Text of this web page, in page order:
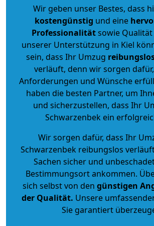
Wir geben unser Bestes, dass
kostengünstig und eine
Professionalitätsowie
unserer Unterstützung in Kiel
sein, dass Ihr Umzug
verläuft, denn wir sorgen
Anforderungen und Wünsche
haben die besten Partner, um
und sicherzustellen, dass Ihr
Schwarzenbek ein
Wir sorgen dafür, dass Ihr
Schwarzenbek reibungslos
Sachen sicher und
Bestimmungsort ankommen.
sich selbst von den günstigen
der Qualität. Unsere
Sie garantiert